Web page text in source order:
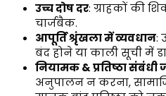
उच्च दोष दर: ग्राहकों की
चार्जबैक.
आपूर्ति श्रृंखला में व्यवधान:
बंद होने या काली सूची में
नियामक & प्रतिष्ठा संबंधी
अनुपालन न करना,